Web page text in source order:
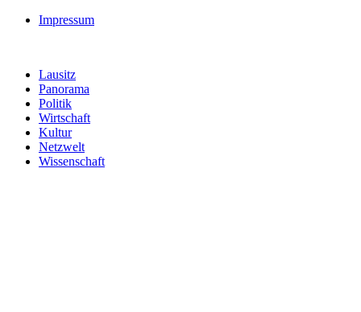
Impressum
Lausitz
Panorama
Politik
Wirtschaft
Kultur
Netzwelt
Wissenschaft